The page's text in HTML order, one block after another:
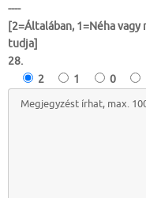
----
[2=Általában, 1=Néha vagy
tudja]
28.
2
1 0